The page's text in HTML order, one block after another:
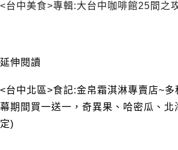
<台中美食>專輯:大台中咖啡館25間之
延伸閱讀
<台中北區>食記:金帛霜淇淋專賣店~多
幕期間買一送一，奇異果、哈密瓜、北
定)